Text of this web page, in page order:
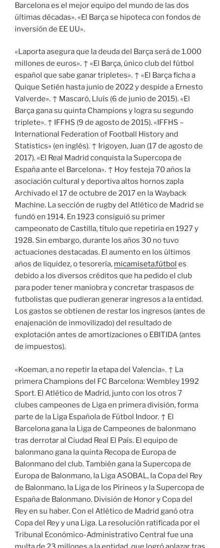
Barcelona es el mejor equipo del mundo de las dos
últimas décadas». «El Barça se hipoteca con fondos de
inversión de EE UU».
«Laporta asegura que la deuda del Barça será de 1.000
millones de euros». ↑ «El Barça, único club del fútbol
español que sabe ganar tripletes». ↑ «El Barça ficha a
Quique Setién hasta junio de 2022 y despide a Ernesto
Valverde». ↑ Mascaró, Lluís (6 de junio de 2015). «El
Barça gana su quinta Champions y logra su segundo
triplete». ↑ IFFHS (9 de agosto de 2015). «IFFHS –
International Federation of Football History and
Statistics» (en inglés). ↑ Irigoyen, Juan (17 de agosto de
2017). «El Real Madrid conquista la Supercopa de
España ante el Barcelona». ↑ Hoy festeja 70 años la
asociación cultural y deportiva altos hornos zapla
Archivado el 17 de octubre de 2017 en la Wayback
Machine. La sección de rugby del Atlético de Madrid se
fundó en 1914. En 1923 consiguió su primer
campeonato de Castilla, título que repetiría en 1927 y
1928. Sin embargo, durante los años 30 no tuvo
actuaciones destacadas. El aumento en los últimos
años de liquidez, o tesorería, micamiseta.fútbol es
debido a los diversos créditos que ha pedido el club
para poder tener maniobra y concretar traspasos de
futbolistas que pudieran generar ingresos a la entidad.
Los gastos se obtienen de restar los ingresos (antes de
enajenación de inmovilizado) del resultado de
explotación antes de amortizaciones o EBITIDA (antes
de impuestos).
«Koeman, a no repetir la etapa del Valencia». ↑ La
primera Champions del FC Barcelona: Wembley 1992
Sport. El Atlético de Madrid, junto con los otros 7
clubes campeones de Liga en primera división, forma
parte de la Liga Española de Fútbol Indoor. ↑ El
Barcelona gana la Liga de Campeones de balonmano
tras derrotar al Ciudad Real El País. El equipo de
balonmano gana la quinta Recopa de Europa de
Balonmano del club. También gana la Supercopa de
Europa de Balonmano, la Liga ASOBAL, la Copa del Rey
de Balonmano, la Liga de los Pirineos y la Supercopa de
España de Balonmano. División de Honor y Copa del
Rey en su haber. Con el Atlético de Madrid ganó otra
Copa del Rey y una Liga. La resolución ratificada por el
Tribunal Económico-Administrativo Central fue una